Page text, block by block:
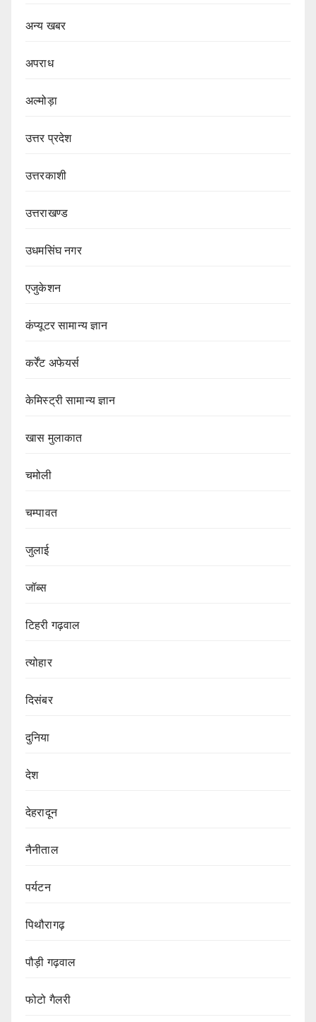
अन्य खबर
अपराध
अल्मोड़ा
उत्तर प्रदेश
उत्तरकाशी
उत्तराखण्ड
उधमसिंघ नगर
एजुकेशन
कंप्यूटर सामान्य ज्ञान
कर्रेंट अफेयर्स
केमिस्ट्री सामान्य ज्ञान
खास मुलाकात
चमोली
चम्पावत
जुलाई
जॉब्स
टिहरी गढ़वाल
त्योहार
दिसंबर
दुनिया
देश
देहरादून
नैनीताल
पर्यटन
पिथौरागढ़
पौड़ी गढ़वाल
फोटो गैलरी